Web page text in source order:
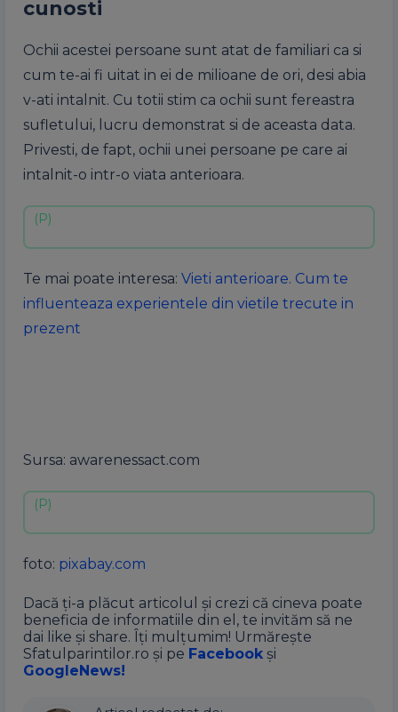
cunosti
Ochii acestei persoane sunt atat de familiari ca si
cum te-ai fi uitat in ei de milioane de ori, desi abia
v-ati intalnit. Cu totii stim ca ochii sunt fereastra
sufletului, lucru demonstrat si de aceasta data.
Privesti, de fapt, ochii unei persoane pe care ai
intalnit-o intr-o viata anterioara.
Te mai poate interesa: Vieti anterioare. Cum te
influenteaza experientele din vietile trecute in
prezent
Sursa: awarenessact.com
foto: pixabay.com
Dacă ți-a plăcut articolul și crezi că cineva poate
beneficia de informatiile din el, te invităm să ne
dai like și share. Îți mulțumim! Urmărește
Sfatulparintilor.ro și pe Facebook și
GoogleNews!